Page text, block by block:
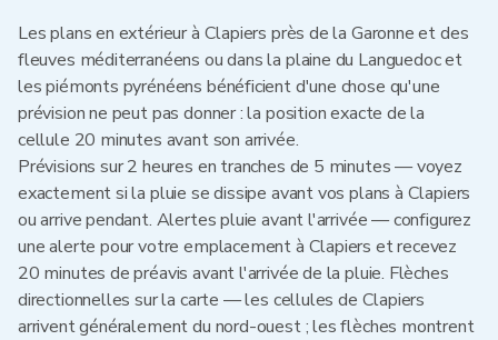
Les plans en extérieur à Clapiers près de la Garonne et des
fleuves méditerranéens ou dans la plaine du Languedoc et
les piémonts pyrénéens bénéficient d'une chose qu'une
prévision ne peut pas donner : la position exacte de la
cellule 20 minutes avant son arrivée.
Prévisions sur 2 heures en tranches de 5 minutes — voyez
exactement si la pluie se dissipe avant vos plans à Clapiers
ou arrive pendant. Alertes pluie avant l'arrivée — configurez
une alerte pour votre emplacement à Clapiers et recevez
20 minutes de préavis avant l'arrivée de la pluie. Flèches
directionnelles sur la carte — les cellules de Clapiers
arrivent généralement du nord-ouest ; les flèches montrent